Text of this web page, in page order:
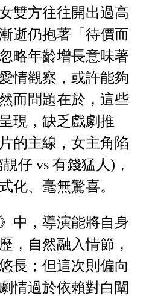
雙方往往開出過高
逝仍抱著「待價而
略年齡增長意味著
情觀察，或許能夠
而問題在於，這些
現，缺乏戲劇推
的主線，女主角陷
仔 vs 有錢猛人)，
化、毫無驚喜。
中，導演能將自身
，自然融入情節，
長；但這次則偏向
情過於依賴對白闡